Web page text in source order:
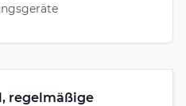
regelmäßige